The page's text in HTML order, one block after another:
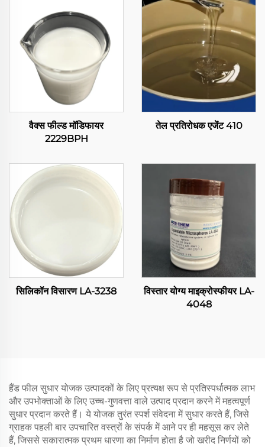
वैक्स फील्ड मॉडिफायर
2229BPH
तेल प्रतिरोधक एजेंट 410
सिलिकॉन विसारण LA-3238
विस्तार योग्य माइक्रोस्फीयर LA-
4048
हैंड फील सुधार योजक उत्पादकों के लिए प्रत्यक्ष रूप से प्रतिस्पर्धात्मक लाभ
और उपभोक्ताओं के लिए उच्च-गुणवत्ता वाले उत्पाद प्रदान करने में महत्वपूर्ण
सुधार प्रदान करते हैं। ये योजक तुरंत स्पर्श संवेदना में सुधार करते हैं, जिसे
ग्राहक पहली बार उपचारित वस्त्रों के संपर्क में आने पर ही महसूस कर लेते
हैं, जिससे सकारात्मक प्रथम धारणा का निर्माण होता है जो खरीद निर्णयों को